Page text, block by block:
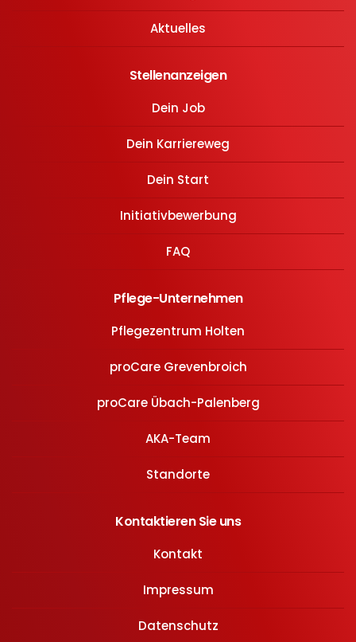
Aktuelles
Stellenanzeigen
Dein Job
Dein Karriereweg
Dein Start
Initiativbewerbung
FAQ
Pflege-Unternehmen
Pflegezentrum Holten
proCare Grevenbroich
proCare Übach-Palenberg
AKA-Team
Standorte
Kontaktieren Sie uns
Kontakt
Impressum
Datenschutz